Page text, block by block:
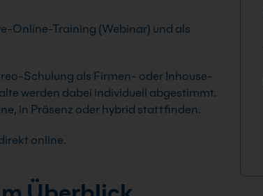
Online-Training (Webinar) und als
Schulung als Firmen- oder Inhouse-
werden dabei individuell abgestimmt.
in Präsenz oder hybrid stattfinden.
online.